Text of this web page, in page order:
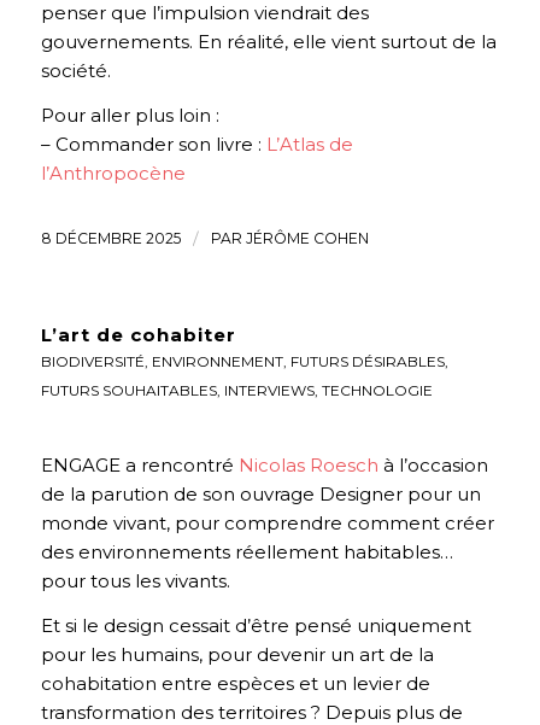
penser que l’impulsion viendrait des
gouvernements. En réalité, elle vient surtout de la
société.
Pour aller plus loin :
– Commander son livre : L’Atlas de
l’Anthropocène
8 DÉCEMBRE 2025 / PAR JÉRÔME COHEN
L’art de cohabiter
BIODIVERSITÉ, ENVIRONNEMENT, FUTURS DÉSIRABLES,
FUTURS SOUHAITABLES, INTERVIEWS, TECHNOLOGIE
ENGAGE a rencontré Nicolas Roesch à l’occasion
de la parution de son ouvrage Designer pour un
monde vivant, pour comprendre comment créer
des environnements réellement habitables…
pour tous les vivants.
Et si le design cessait d’être pensé uniquement
pour les humains, pour devenir un art de la
cohabitation entre espèces et un levier de
transformation des territoires ? Depuis plus de